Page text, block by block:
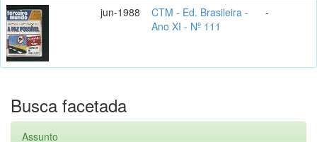
jun-1988
CTM - Ed. Brasileira -
Ano XI - Nº 111
-
Busca facetada
Assunto